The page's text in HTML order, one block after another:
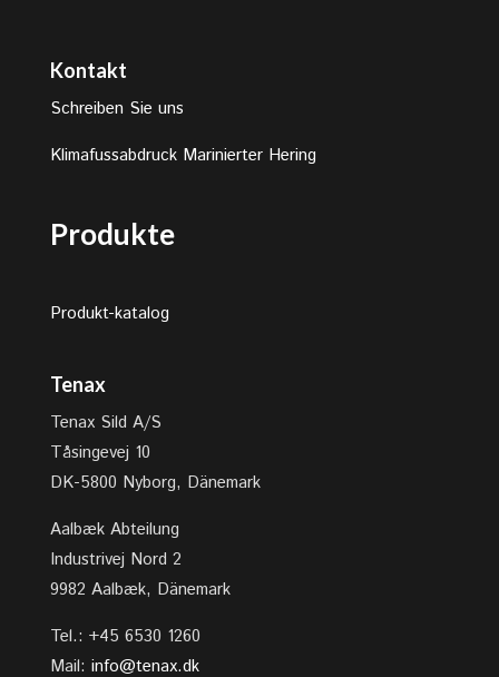
Kontakt
Schreiben Sie uns
Klimafussabdruck Marinierter Hering
Produkte
Produkt-katalog
Tenax
Tenax Sild A/S
Tåsingevej 10
DK-5800 Nyborg, Dänemark
Aalbæk Abteilung
Industrivej Nord 2
9982 Aalbæk, Dänemark
Tel.: +45 6530 1260
Mail: info@tenax.dk